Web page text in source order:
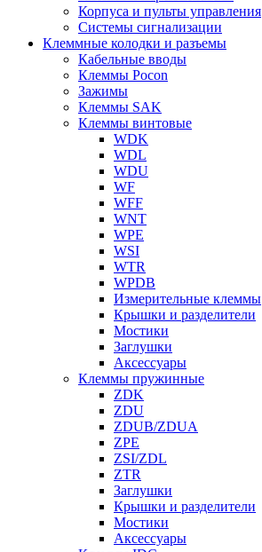
Корпуса и пульты управления
Системы сигнализации
Клеммные колодки и разъемы
Кабельные вводы
Клеммы Pocon
Зажимы
Клеммы SAK
Клеммы винтовые
WDK
WDL
WDU
WF
WFF
WNT
WPE
WSI
WTR
WPDB
Измерительные клеммы
Крышки и разделители
Мостики
Заглушки
Аксессуары
Клеммы пружинные
ZDK
ZDU
ZDUB/ZDUA
ZPE
ZSI/ZDL
ZTR
Заглушки
Крышки и разделители
Мостики
Аксессуары